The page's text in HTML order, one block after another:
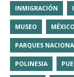
INMIGRACIÓN
MUSEO MÉXICO
PARQUES
POLINESIA